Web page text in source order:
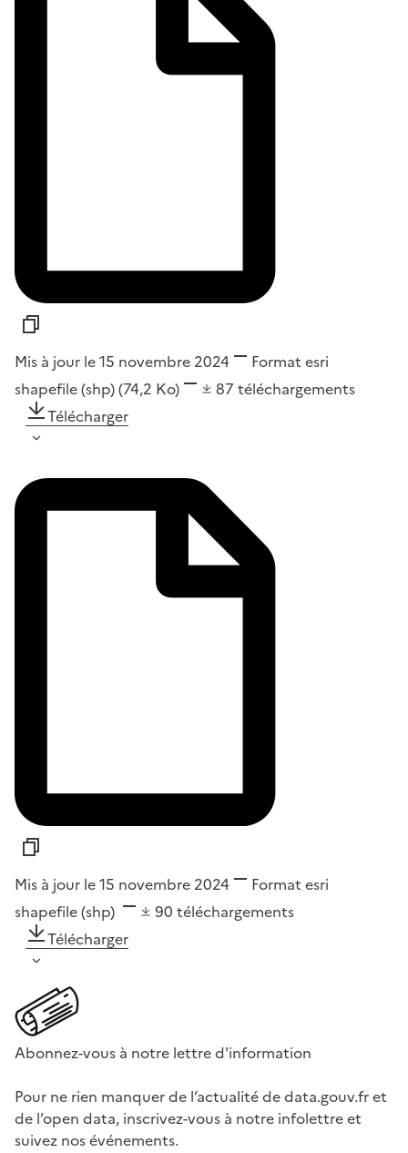
Mis à jour le 15 novembre 2024 Format esri
shapefile (shp)(74,2 Ko) 87 téléchargements
Télécharger
Mis à jour le 15 novembre 2024 Format esri
shapefile (shp)
90 téléchargements
Télécharger
Abonnez-vous à notre lettre d'information
Pour ne rien manquer de l’actualité de data.gouv.fr et
de l’open data, inscrivez-vous à notre infolettre et
suivez nos événements.